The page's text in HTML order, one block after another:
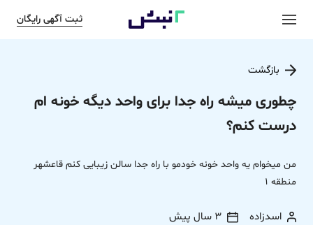
ثبت آگهی رایگان
بازگشت
چطوری میشه راه جدا برای واحد دیگه خونه ام
درست کنم؟
من میخوام یه واحد خونه خودمو با راه جدا سالن زیبایی کنم قاعشهر
منطقه 1
اسدزاده 3 سال پیش